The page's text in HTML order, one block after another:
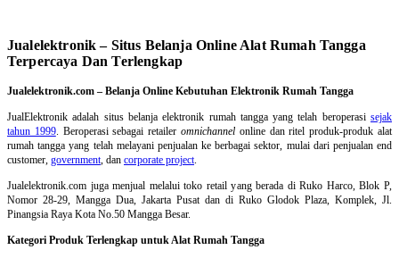
Jualelektronik – Situs Belanja Online Alat Rumah Tangga
Terpercaya Dan Terlengkap
Jualelektronik.com – Belanja Online Kebutuhan Elektronik Rumah Tangga
JualElektronik adalah situs belanja elektronik rumah tanggayang telah beroperasisejak
tahun 1999. Beroperasi sebagai retaileromnichannel online dan ritel produk-produk alat
rumah tangga yang telah melayani penjualan ke berbagai sektor, mulai dari penjualan end
customer, government , dan corporate project
Jualelektronik.com juga menjual melalui toko retail yang berada di Ruko Harco, Blok P,
Nomor 28-29, Mangga Dua, Jakarta Pusat dan di Ruko Glodok Plaza, Komplek, Jl.
Pinangsia Raya Kota No.50 Mangga Besar.
Kategori Produk Terlengkap untuk Alat Rumah Tangga